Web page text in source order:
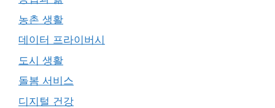
농촌 생활
데이터 프라이버시
도시 생활
돌봄 서비스
디지털 건강